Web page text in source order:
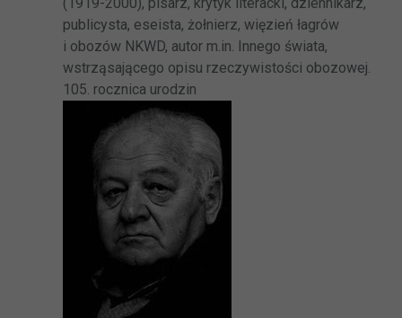
publicysta, eseista, żołnierz, więzień łagrów
i obozów NKWD, autor m.in. Innego świata,
wstrząsającego opisu rzeczywistości obozowej.
105. rocznica urodzin